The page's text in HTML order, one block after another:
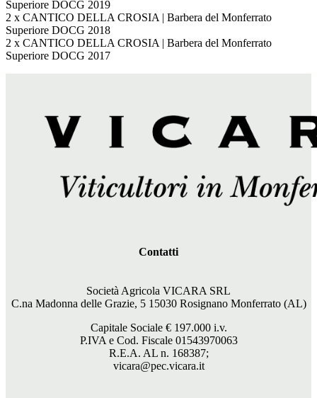
Superiore DOCG 2019
2 x CANTICO DELLA CROSIA | Barbera del Monferrato
Superiore DOCG 2018
2 x CANTICO DELLA CROSIA | Barbera del Monferrato
Superiore DOCG 2017
Contatti
Società Agricola VICARA SRL
C.na Madonna delle Grazie, 5 15030 Rosignano Monferrato (AL)
Capitale Sociale € 197.000i.v.
P.IVA e Cod. Fiscale 01543970063
R.E.A. AL n. 168387;
vicara@pec.vicara.it